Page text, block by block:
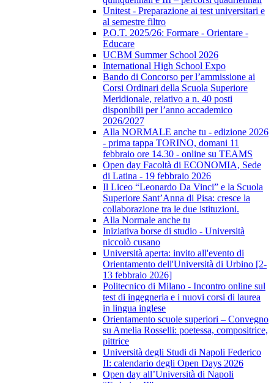
Unitest - Preparazione ai test universitari e
al semestre filtro
P.O.T. 2025/26: Formare - Orientare -
Educare
UCBM Summer School 2026
International High School Expo
Bando di Concorso per l’ammissione ai
Corsi Ordinari della Scuola Superiore
Meridionale, relativo a n. 40 posti
disponibili per l’anno accademico
2026/2027
Alla NORMALE anche tu - edizione 2026
- prima tappa TORINO, domani 11
febbraio ore 14.30 - online su TEAMS
Open day Facoltà di ECONOMIA, Sede
di Latina - 19 febbraio 2026
Il Liceo “Leonardo Da Vinci” e la Scuola
Superiore Sant’Anna di Pisa: cresce la
collaborazione tra le due istituzioni.
Alla Normale anche tu
Iniziativa borse di studio - Università
niccolò cusano
Università aperta: invito all'evento di
Orientamento dell'Università di Urbino [2-
13 febbraio 2026]
Politecnico di Milano - Incontro online sul
test di ingegneria e i nuovi corsi di laurea
in lingua inglese
Orientamento scuole superiori – Convegno
su Amelia Rosselli: poetessa, compositrice,
pittrice
Università degli Studi di Napoli Federico
II: calendario degli Open Days 2026
Open day all’Università di Napoli